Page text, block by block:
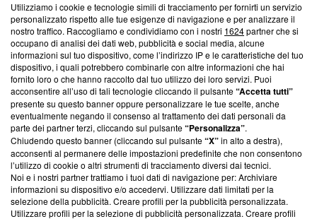
Questa sezione offre informazioni trasparenti su Blasting
News, sui nostri processi editoriali e su come ci impegniamo a
creare news di qualità. Inoltre, afferma la nostra aderenza a
‘Trust Project - News with Integrity’Blasting News non è
ancora membro del programma, ma ha richiesto di farne
parte; Trust Project non ha ancora effettuato una verifica di
conformità agli standard.
Su di noi
Team editoriale
Corporate
Redazione
Utilizziamo i cookie e tecnologie simili di tracciamento per fornirti un servizio
personalizzato rispetto alle tue esigenze di navigazione e per analizzare il
nostro traffico. Raccogliamo e condividiamo con i nostri 1624partner che si
occupano di analisi dei dati web, pubblicità e social media, alcune
informazioni sul tuo dispositivo, come l’indirizzo IP e le caratteristiche del tuo
dispositivo, i quali potrebbero combinarle con altre informazioni che hai
fornito loro o che hanno raccolto dal tuo utilizzo dei loro servizi. Puoi
acconsentire all’uso di tali tecnologie cliccando il pulsante“Accetta tutti”
presente su questo banner oppure personalizzare le tue scelte, anche
eventualmente negando il consenso al trattamento dei dati personali da
parte dei partner terzi, cliccando sul pulsante“Personalizza”.
Chiudendo questo banner (cliccando sul pulsante“X”in alto a destra),
acconsenti al permanere delle impostazioni predefinite che non consentono
l’utilizzo di cookie o altri strumenti di tracciamento diversi dai tecnici.
Noi e i nostri partner trattiamo i tuoi dati di navigazione per: Archiviare
informazioni su dispositivo e/o accedervi. Utilizzare dati limitati per la
selezione della pubblicità. Creare profili per la pubblicità personalizzata.
Utilizzare profili per la selezione di pubblicità personalizzata. Creare profili